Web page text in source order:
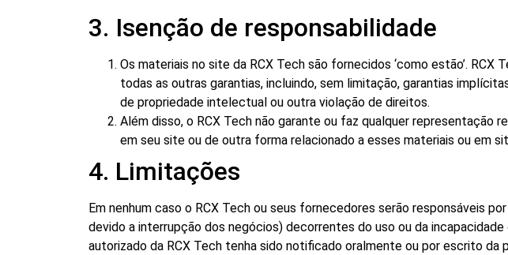
3. Isenção de responsabilidade
Os materiais no site da RCX Tech são fornecidos ‘como estão’.
todas as outras garantias, incluindo, sem limitação, garantias
de propriedade intelectual ou outra violação de direitos.
Além disso, o RCX Tech não garante ou faz qualquer representação
em seu site ou de outra forma relacionado a esses materiais ou em
4. Limitações
Em nenhum caso o RCX Tech ou seus fornecedores serão responsáveis
devido a interrupção dos negócios) decorrentes do uso ou da
autorizado da RCX Tech tenha sido notificado oralmente ou por escrito